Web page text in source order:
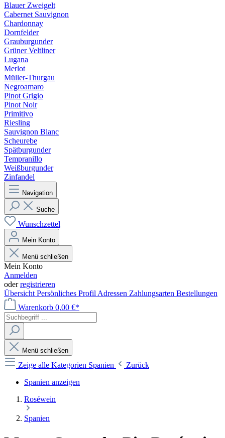
Blauer Zweigelt
Cabernet Sauvignon
Chardonnay
Dornfelder
Grauburgunder
Grüner Veltliner
Lugana
Merlot
Müller-Thurgau
Negroamaro
Pinot Grigio
Pinot Noir
Primitivo
Riesling
Sauvignon Blanc
Scheurebe
Spätburgunder
Tempranillo
Weißburgunder
Zinfandel
Navigation
Suche
Wunschzettel
Mein Konto
Menü schließen
Mein Konto
Anmelden
oderregistrieren
Übersicht Persönliches Profil Adressen Zahlungsarten Bestellungen
Warenkorb 0,00 €*
Menü schließen
Zeige alle Kategorien Spanien
Zurück
Spanien anzeigen
Roséwein
Spanien